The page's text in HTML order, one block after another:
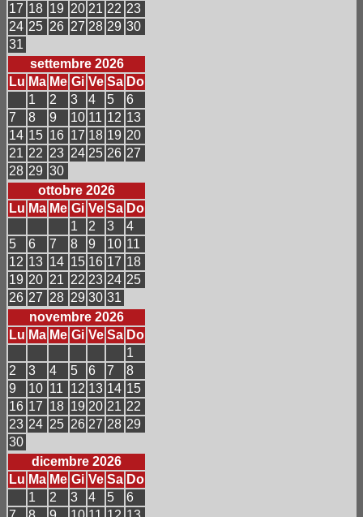
17 18 19 20 21 22 23
24 25 26 27 28 29 30
31
settembre 2026
Lu Ma Me Gi Ve Sa Do
1
2 3 4 5
6
7
8 9 10 11 12 13
14 15 16 17 18 19 20
21 22 23 24 25 26 27
28 29 30
ottobre 2026
Lu Ma Me Gi Ve Sa Do
1
2 3
4
5
6 7 8 9 10 11
12 13 14 15 16 17 18
19 20 21 22 23 24 25
26 27 28 29 30 31
novembre 2026
Lu Ma Me Gi Ve Sa Do
1
2
3 4 5 6 7
8
9
10 11 12 13 14 15
16 17 18 19 20 21 22
23 24 25 26 27 28 29
30
dicembre 2026
Lu Ma Me Gi Ve Sa Do
1
2 3 4 5
6